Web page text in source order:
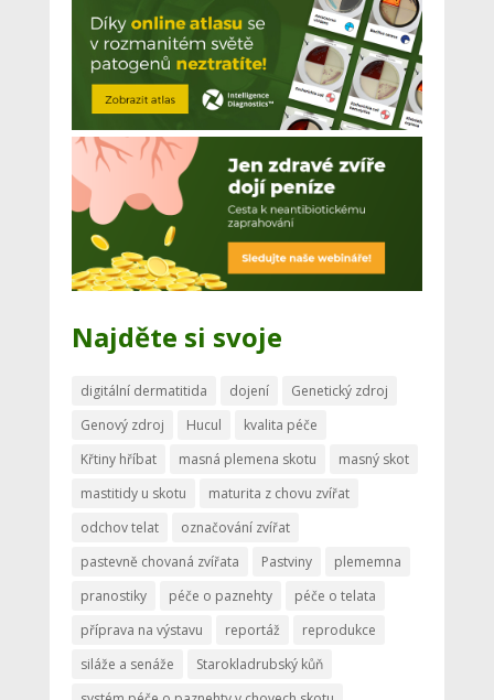
Najděte si svoje
digitální dermatitida dojení
Genetický zdroj
Genový zdroj
Hucul
kvalita péče
Křtiny hříbat
masná plemena skotu
masný skot
mastitidy u skotu
maturita z chovu zvířat
odchov telat
označování zvířat
pastevně chovaná zvířata
Pastviny
plememna
pranostiky
péče o paznehty
péče o telata
příprava na výstavu
reportáž
reprodukce
siláže a senáže
Starokladrubský kůň